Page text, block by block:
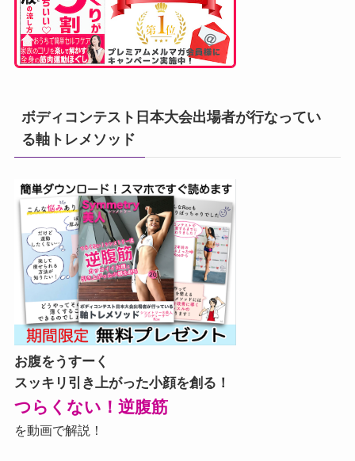
ボディコンテスト日本大会出場者が行なってい
る軸トレメソッド
お腹をうすーく
スッキリ引き上がった小顔を創る！
つらくない！逆腹筋
を動画で解説！